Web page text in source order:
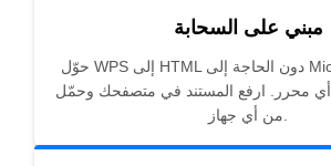
مبني على السحابة
حوّل WPS إلى HTML دون الحاجة إلى Microsoft Office أو
أي محرر. ارفع المستند في متصفحك وحمّل HTML في ثوانٍ،
من أي جهاز.